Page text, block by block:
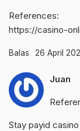
References:
https://casino-
Balas 26 April
Juan
Stay payid